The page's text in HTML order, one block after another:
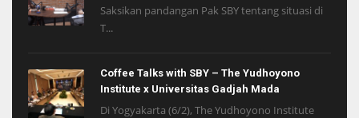
Saksikan pandangan Pak SBY tentang situasi di
T...
Coffee Talks with SBY – The Yudhoyono
Institute x Universitas Gadjah Mada
Di Yogyakarta (6/2), The Yudhoyono Institute